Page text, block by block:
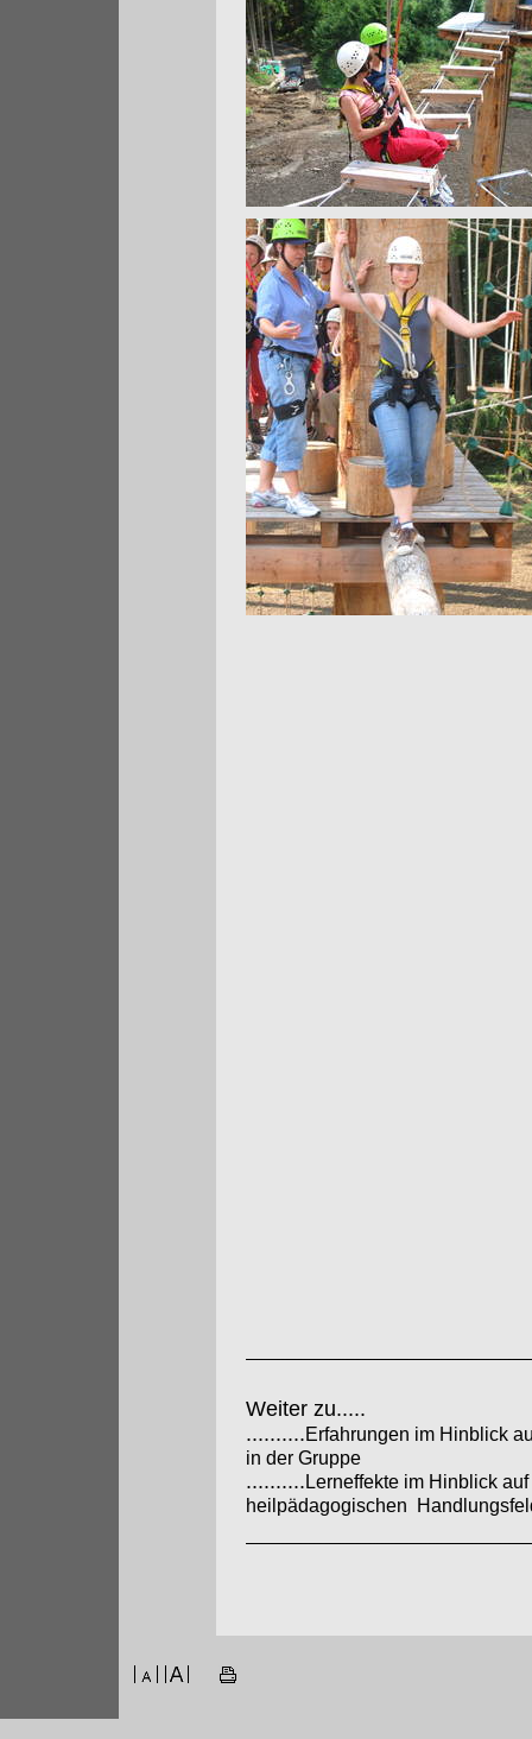
Weiter zu.....
..........Erfahrungen im Hinblick
in der Gruppe
..........Lerneffekte im Hinblick
heilpädagogischen